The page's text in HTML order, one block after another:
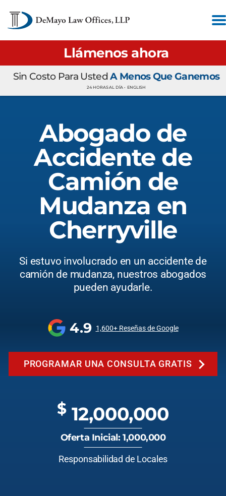
Llámenos ahora
Sin Costo Para UstedA Menos Que Ganemos
24 HORAS AL DÍA • ENGLISH
Abogado de
Accidente de
Camión de
Mudanza en
Cherryville
Si estuvo involucrado en un accidente de
camión de mudanza, nuestros abogados
pueden ayudarle.
4.9 1,600+ Reseñas de Google
PROGRAMAR UNA CONSULTA GRATIS
$ 12,000,000
Oferta Inicial: 1,000,000
Responsabilidad de Locales